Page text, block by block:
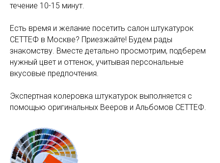
течение 10-15 минут.
Есть время и желание посетить салон штукатурок
СЕТТЕФ в Москве? Приезжайте! Будем рады
знакомству. Вместе детально просмотрим, подберем
нужный цвет и оттенок, учитывая персональные
вкусовые предпочтения.
Экспертная колеровка штукатурок выполняется с
помощью оригинальных Вееров и Альбомов СЕТТЕФ.